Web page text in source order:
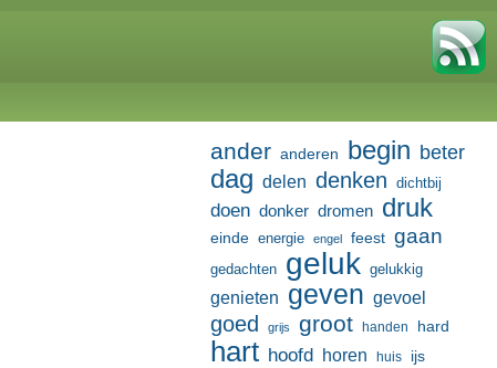
ander anderen begin beter
dag delen denken dichtbij
doen donker dromen druk
einde energie engel feest gaan
gedachten geluk gelukkig
genieten geven gevoel
goed grijs groot handen hard
hart hoofd horen huis ijs